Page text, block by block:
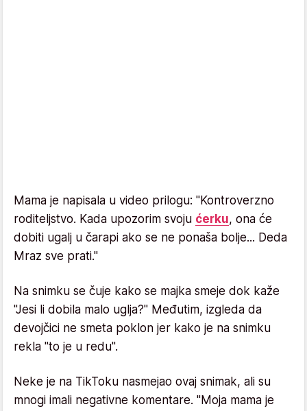
Mama je napisala u video prilogu: "Kontroverzno
roditeljstvo. Kada upozorim svoju ćerku, ona će
dobiti ugalj u čarapi ako se ne ponaša bolje... Deda
Mraz sve prati."
Na snimku se čuje kako se majka smeje dok kaže
"Jesi li dobila malo uglja?" Međutim, izgleda da
devojčici ne smeta poklon jer kako je na snimku
rekla "to je u redu".
Neke je na TikToku nasmejao ovaj snimak, ali su
mnogi imali negativne komentare. "Moja mama je